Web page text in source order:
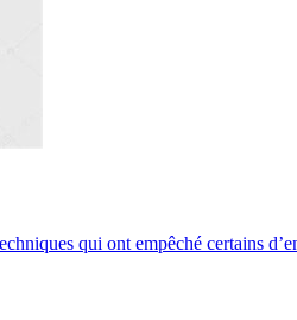
qui ont empêché certains